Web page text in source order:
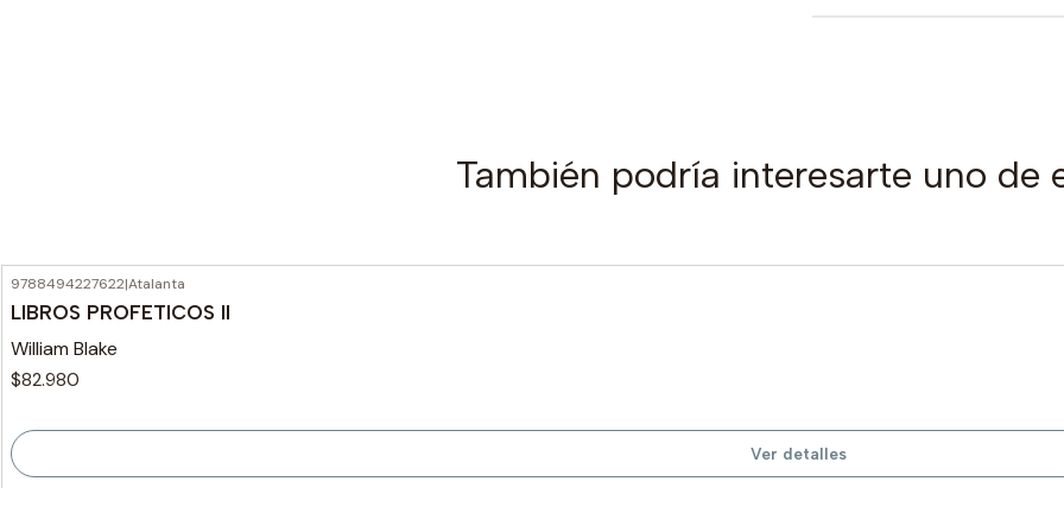
También podría interesarte uno de
Agotado
9788494227622|Atalanta
LIBROS PROFETICOS II
William Blake
$82.980
Ver detalles